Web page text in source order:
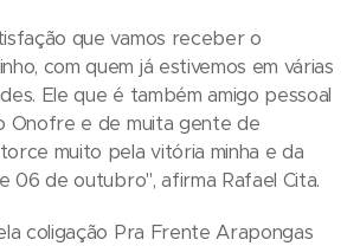
que vamos receber o
com quem já estivemos em várias
Ele que é também amigo pessoal
Onofre e de muita gente de
muito pela vitória minha e da
06 de outubro", afirma Rafael Cita.
coligação Pra Frente Arapongas